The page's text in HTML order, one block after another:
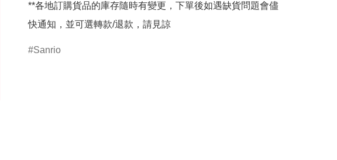
**各地訂購貨品的庫存隨時有變更，下單後如遇缺貨問題會儘
快通知，並可選轉款/退款，請見諒
Sanrio